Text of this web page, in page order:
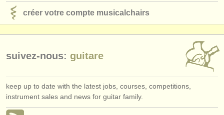
créer votre compte musicalchairs
suivez-nous: guitare
keep up to date with the latest jobs, courses, competitions,
instrument sales and news for guitar family.